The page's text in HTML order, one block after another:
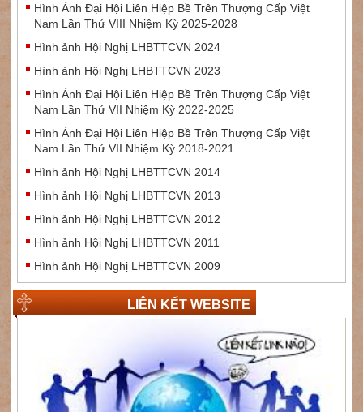
Hình Ảnh Đại Hội Liên Hiệp Bề Trên Thượng Cấp Việt
Nam Lần Thứ VIII Nhiệm Kỳ 2025-2028
Hình ảnh Hội Nghị LHBTTCVN 2024
Hình ảnh Hội Nghị LHBTTCVN 2023
Hình Ảnh Đại Hội Liên Hiệp Bề Trên Thượng Cấp Việt
Nam Lần Thứ VII Nhiệm Kỳ 2022-2025
Hình Ảnh Đại Hội Liên Hiệp Bề Trên Thượng Cấp Việt
Nam Lần Thứ VII Nhiệm Kỳ 2018-2021
Hình ảnh Hội Nghị LHBTTCVN 2014
Hình ảnh Hội Nghị LHBTTCVN 2013
Hình ảnh Hội Nghị LHBTTCVN 2012
Hình ảnh Hội Nghị LHBTTCVN 2011
Hình ảnh Hội Nghị LHBTTCVN 2009
LIÊN KẾT WEBSITE